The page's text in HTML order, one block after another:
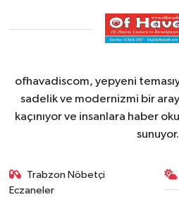
ofhavadiscom, yepyeni
sadelik ve modernizmi bir
kaçınıyor ve insanlara haber
sunuyor.
Trabzon Nöbetçi
Eczaneler